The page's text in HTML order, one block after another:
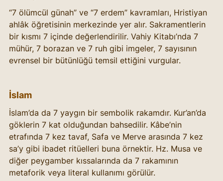
“7 ölümcül günah” ve “7 erdem” kavramları, Hristiyan
ahlâk öğretisinin merkezinde yer alır. Sakramentlerin
bir kısmı 7 içinde değerlendirilir. Vahiy Kitabı’nda 7
mühür, 7 borazan ve 7 ruh gibi imgeler, 7 sayısının
evrensel bir bütünlüğü temsil ettiğini vurgular.
İslam
İslam’da da 7 yaygın bir sembolik rakamdır. Kur’an’da
göklerin 7 kat olduğundan bahsedilir. Kâbe’nin
etrafında 7 kez tavaf, Safa ve Merve arasında 7 kez
sa’y gibi ibadet ritüelleri buna örnektir. Hz. Musa ve
diğer peygamber kıssalarında da 7 rakamının
metaforik veya literal kullanımı görülür.